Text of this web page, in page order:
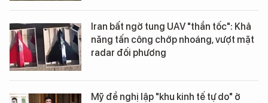
Iran bất ngờ tung UAV "thần tốc": Khả
năng tấn công chớp nhoáng, vượt mặt
radar đối phương
Mỹ đề nghị lập "khu kinh tế tự do" ở